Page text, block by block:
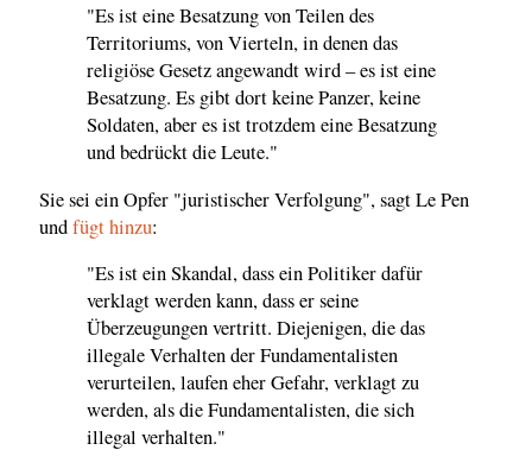
"Es ist eine Besatzung von Teilen des
Territoriums, von Vierteln, in denen das
religiöse Gesetz angewandt wird – es ist eine
Besatzung. Es gibt dort keine Panzer, keine
Soldaten, aber es ist trotzdem eine Besatzung
und bedrückt die Leute."
Sie sei ein Opfer "juristischer Verfolgung", sagt Le Pen
undfügt hinzu:
"Es ist ein Skandal, dass ein Politiker dafür
verklagt werden kann, dass er seine
Überzeugungen vertritt. Diejenigen, die das
illegale Verhalten der Fundamentalisten
verurteilen, laufen eher Gefahr, verklagt zu
werden, als die Fundamentalisten, die sich
illegal verhalten."